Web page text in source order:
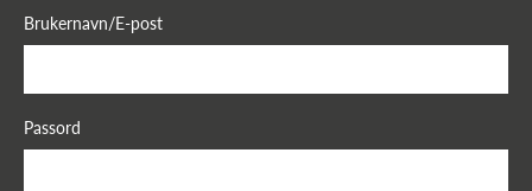
Brukernavn/E-post
Passord